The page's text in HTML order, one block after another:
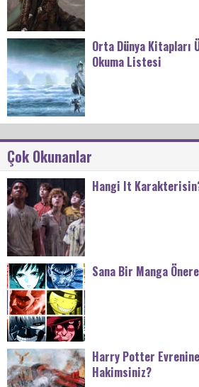
Orta Dünya Kitapları
Okuma Listesi
Çok Okunanlar
Hangi It
Sana Bir Manga
Harry Potter
Hakimsiniz?